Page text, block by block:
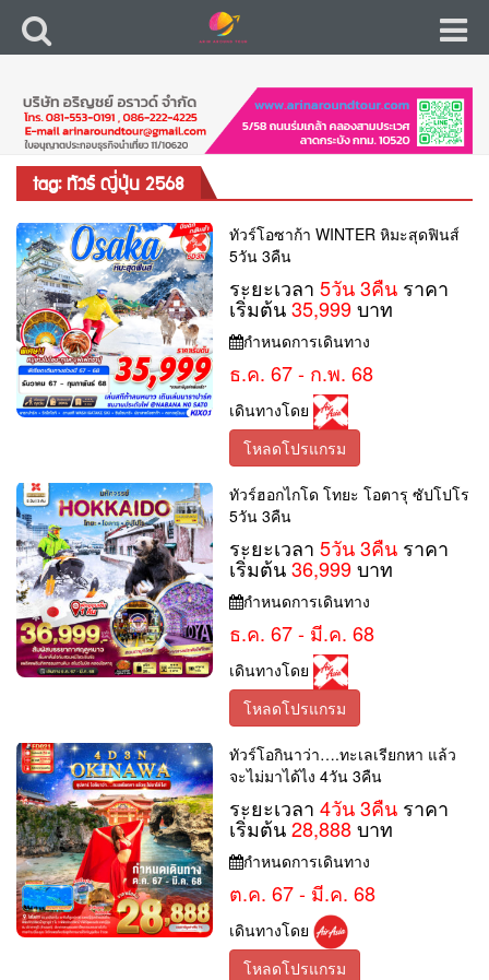
tag: ทัวร์ ญี่ปุ่น 2568
ทัวร์โอซาก้า WINTER หิมะสุดฟินส์
5วัน 3คืน
ระยะเวลา5วัน 3คืน ราคา
เริ่มต้น35,999บาท
กำหนดการเดินทาง
ธ.ค. 67 - ก.พ. 68
เดินทางโดย
โหลดโปรแกรม
ทัวร์ฮอกไกโด โทยะ โอตารุ ซัปโปโร
5วัน 3คืน
ระยะเวลา5วัน 3คืน ราคา
เริ่มต้น36,999บาท
กำหนดการเดินทาง
ธ.ค. 67 - มี.ค. 68
เดินทางโดย
โหลดโปรแกรม
ทัวร์โอกินาว่า….ทะเลเรียกหา แล้ว
จะไม่มาได้ไง 4วัน 3คืน
ระยะเวลา4วัน 3คืน ราคา
เริ่มต้น28,888บาท
กำหนดการเดินทาง
ต.ค. 67 - มี.ค. 68
เดินทางโดย
โหลดโปรแกรม